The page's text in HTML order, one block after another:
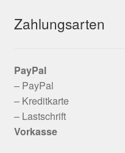
Zahlungsarten
PayPal
– PayPal
– Kreditkarte
– Lastschrift
Vorkasse